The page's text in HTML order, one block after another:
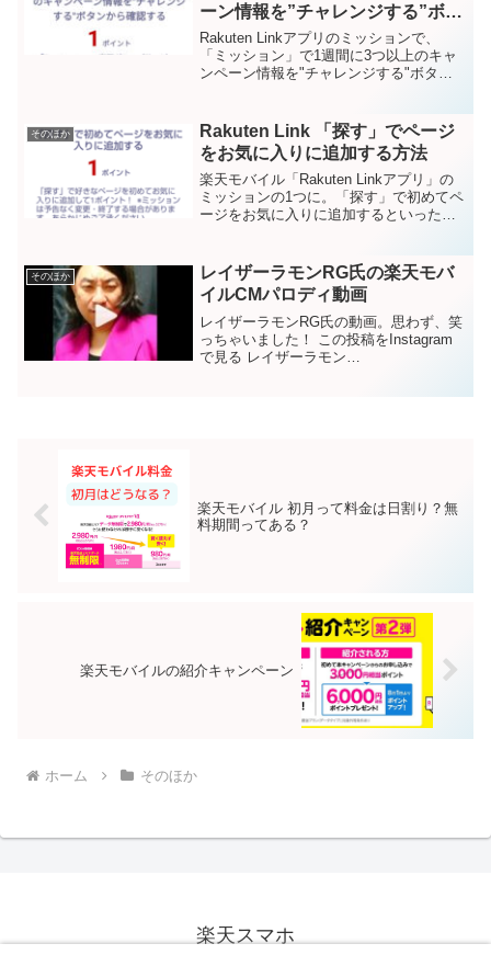
ーン情報を”チャレンジする”ボタ
ンから確認する
Rakuten Linkアプリのミッションで、
「ミッション」で1週間に3つ以上のキャ
ンペーン情報を"チャレンジする"ボタン
パッと見て、どういう意味なのかすぐに
はわからな...
そのほか
Rakuten Link 「探す」でページ
をお気に入りに追加する方法
楽天モバイル「Rakuten Linkアプリ」の
ミッションの1つに。「探す」で初めてペ
ージをお気に入りに追加するといったも
り方がよくわからず、しばらく(。-`ω-)ﾝ
ｰ...
そのほか
レイザーラモンRG氏の楽天モバ
イルCMパロディ動画
レイザーラモンRG氏の動画。思わず、笑
っちゃいました！ この投稿をInstagram
で見る レイザーラモン
楽天モバイル 初月って料金は日割り？無
料期間ってある？
楽天モバイルの紹介キャンペーン
ホーム そのほか
楽天スマホ